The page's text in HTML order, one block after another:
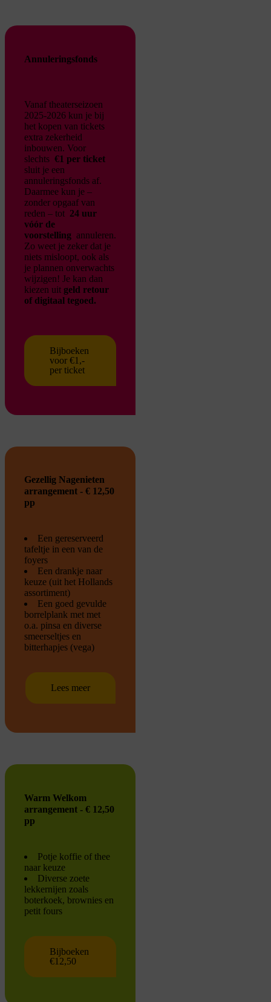
Annuleringsfonds
Vanaf theaterseizoen
2025-2026 kun je bij
het kopen van tickets
extra zekerheid
inbouwen. Voor
slechts €1 per ticket
sluit je een
annuleringsfonds af.
Daarmee kun je –
zonder opgaaf van
reden – tot 24 uur
vóór de
voorstelling annuleren.
Zo weet je zeker dat je
niets misloopt, ook als
je plannen onverwachts
wijzigen! Je kan dan
kiezen uit geld retour
of digitaal tegoed.
Bijboeken
voor €1,-
per ticket
Gezellig Nagenieten
arrangement - € 12,50
pp
Een gereserveerd
tafeltje in een van de
foyers
Een drankje naar
keuze (uit het Hollands
assortiment)
Een goed gevulde
borrelplank met met
o.a. pinsa en diverse
smeerseltjes en
bitterhapjes (vega)
Lees meer
Warm Welkom
arrangement - € 12,50
pp
Potje koffie of thee
naar keuze
Diverse zoete
lekkernijen zoals
boterkoek, brownies en
petit fours
Bijboeken
€12,50